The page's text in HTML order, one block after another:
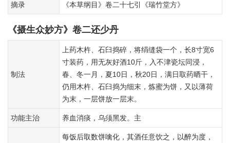
摘录 《本草纲目》卷二十七引《瑞竹堂方》
《摄生众妙方》卷二还少丹
制法
上药木杵、石臼捣碎，将绢缝袋一个，长8寸宽6
寸装药，用无灰好酒10斤，入不津瓷坛同浸，
春、冬一月，夏10日，秋20日，满日取药晒干，
仍用木杵、石臼捣为细末，炼蜜为饼，又以薄荷
为末，一层饼放一层末。
功能主治 养血消痰，乌须黑发。主
每饭后取数饼噙化，其酒任意饮之，以醉为度，